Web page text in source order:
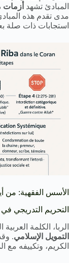
المبادئ تشهد أزمات
مدى تقدم هذه
استجابات ذات صلة
الأسس الفقهية: من
التحريم التدريجي
الربا، الكلمة
التمويل الإسلامي.
الكريم، وتكييفه